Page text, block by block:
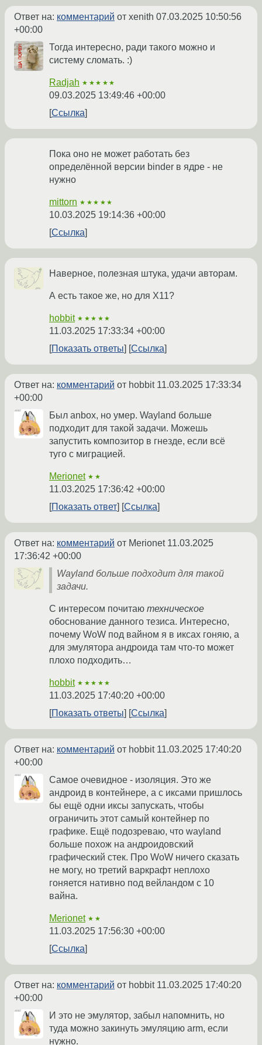
Ответ на: комментарий от xenith 07.03.2025 10:50:56
+00:00
Тогда интересно, ради такого можно и
систему сломать. :)
Radjah ★★★★★
09.03.2025 13:49:46 +00:00
Ссылка
Пока оно не может работать без
определённой версии binder в ядре - не
нужно
mittorn ★★★★★
10.03.2025 19:14:36 +00:00
Ссылка
Наверное, полезная штука, удачи авторам.
А есть такое же, но для X11?
hobbit ★★★★★
11.03.2025 17:33:34 +00:00
Показать ответы
Ссылка
Ответ на: комментарий от hobbit 11.03.2025 17:33:34
+00:00
Был anbox, но умер. Wayland больше
подходит для такой задачи. Можешь
запустить композитор в гнезде, если всё
туго с миграцией.
Merionet ★★
11.03.2025 17:36:42 +00:00
Показать ответ
Ссылка
Ответ на: комментарий от Merionet 11.03.2025
17:36:42 +00:00
Wayland больше подходит для такой
задачи.
С интересом почитаю техническое
обоснование данного тезиса. Интересно,
почему WoW под вайном я в иксах гоняю, а
для эмулятора андроида там что-то может
плохо подходить…
hobbit ★★★★★
11.03.2025 17:40:20 +00:00
Показать ответы
Ссылка
Ответ на: комментарий от hobbit 11.03.2025 17:40:20
+00:00
Самое очевидное - изоляция. Это же
андроид в контейнере, а с иксами пришлось
бы ещё одни иксы запускать, чтобы
ограничить этот самый контейнер по
графике. Ещё подозреваю, что wayland
больше похож на андроидовский
графический стек. Про WoW ничего сказать
не могу, но третий варкрафт неплохо
гоняется нативно под вейландом с 10
вайна.
Merionet ★★
11.03.2025 17:56:30 +00:00
Ссылка
Ответ на: комментарий от hobbit 11.03.2025 17:40:20
+00:00
И это не эмулятор, забыл напомнить, но
туда можно закинуть эмуляцию arm, если
нужно.